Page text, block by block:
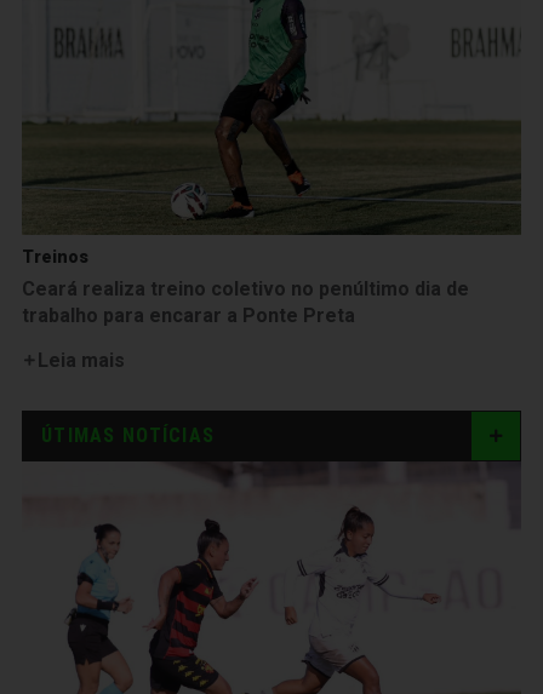
Treinos
Ceará realiza treino coletivo no penúltimo dia de
trabalho para encarar a Ponte Preta
Leia mais
ÚTIMAS NOTÍCIAS